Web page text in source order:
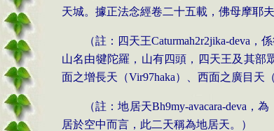
天城。據正法念經卷二十五載，佛母摩耶
（註：四天王Caturmah2r2jika-deva ，
山名由犍陀羅，山有四頭，四天王及其部
面之增長天（Vir97haka）、西面之廣目天（
（註：地居天Bh9my-avacara-deva ，
居於空中而言，此二天稱為地居天。）